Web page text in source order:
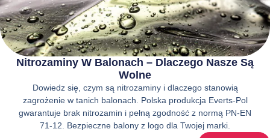
Nitrozaminy W Balonach – Dlaczego Nasze Są
Wolne
Dowiedz się, czym są nitrozaminy i dlaczego stanowią
zagrożenie w tanich balonach. Polska produkcja Everts-Pol
gwarantuje brak nitrozamin i pełną zgodność z normą PN-EN
71-12. Bezpieczne balony z logo dla Twojej marki.